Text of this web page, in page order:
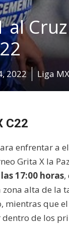
2022 Liga MX
C22
enfrentar a el
Grita X la
17:00 horas,
alta de la
que
de los